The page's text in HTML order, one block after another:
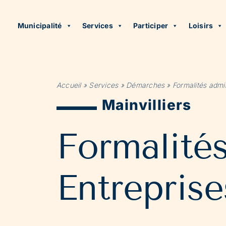
Municipalité Services Participer Loisirs
Accueil» Services» Démarches» Formalités
Mainvilliers